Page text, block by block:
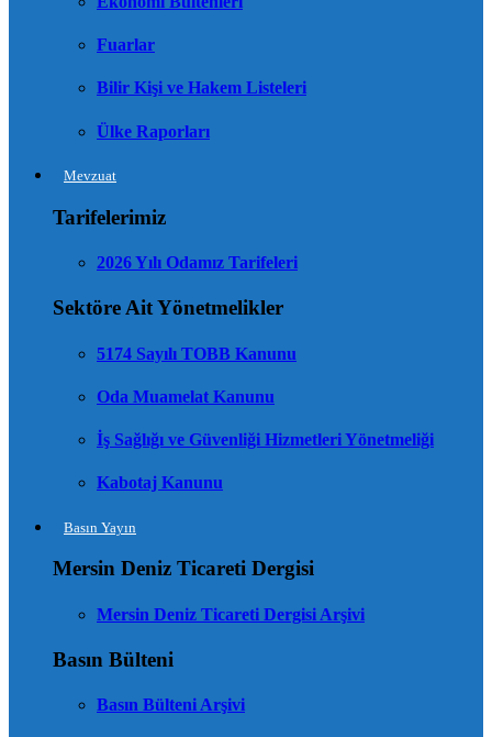
Fuarlar
Bilir Kişi ve Hakem Listeleri
Ülke Raporları
Mevzuat
Tarifelerimiz
2026 Yılı Odamız Tarifeleri
Sektöre Ait Yönetmelikler
5174 Sayılı TOBB Kanunu
Oda Muamelat Kanunu
İş Sağlığı ve Güvenliği Hizmetleri Yönetmeliği
Kabotaj Kanunu
Basın Yayın
Mersin Deniz Ticareti Dergisi
Mersin Deniz Ticareti Dergisi Arşivi
Basın Bülteni
Basın Bülteni Arşivi